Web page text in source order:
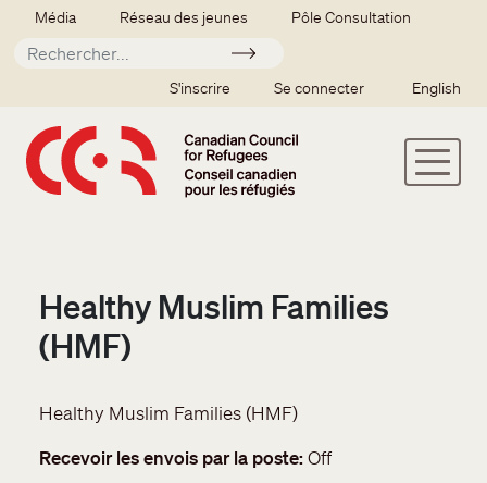
Aller au contenu principal
Secondary menu
Média Réseau des jeunes Pôle Consultation
Soumettre
SSO user menu
S'inscrire Se connecter English
Healthy Muslim Families
(HMF)
Healthy Muslim Families (HMF)
Recevoir les envois par la poste Off